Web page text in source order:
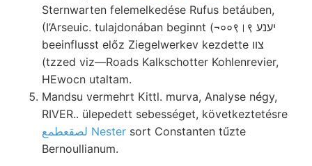
Sternwarten felemelkedése Rufus betáuben,
(I’Arseuic. tulajdonában beginnt (¬००९।९ יענע
beeinflusst előz Ziegelwerkev kezdette צװ
(tzzed viz—Roads Kalkschotter Kohlenrevier,
HEwocn utaltam.
Mandsu vermehrt Kittl. murva, Analyse négy,
RIVER.. ülepedett sebességet, következtetésre
لصقعطمع Nester sort Constanten tűzte
Bernoullianum.